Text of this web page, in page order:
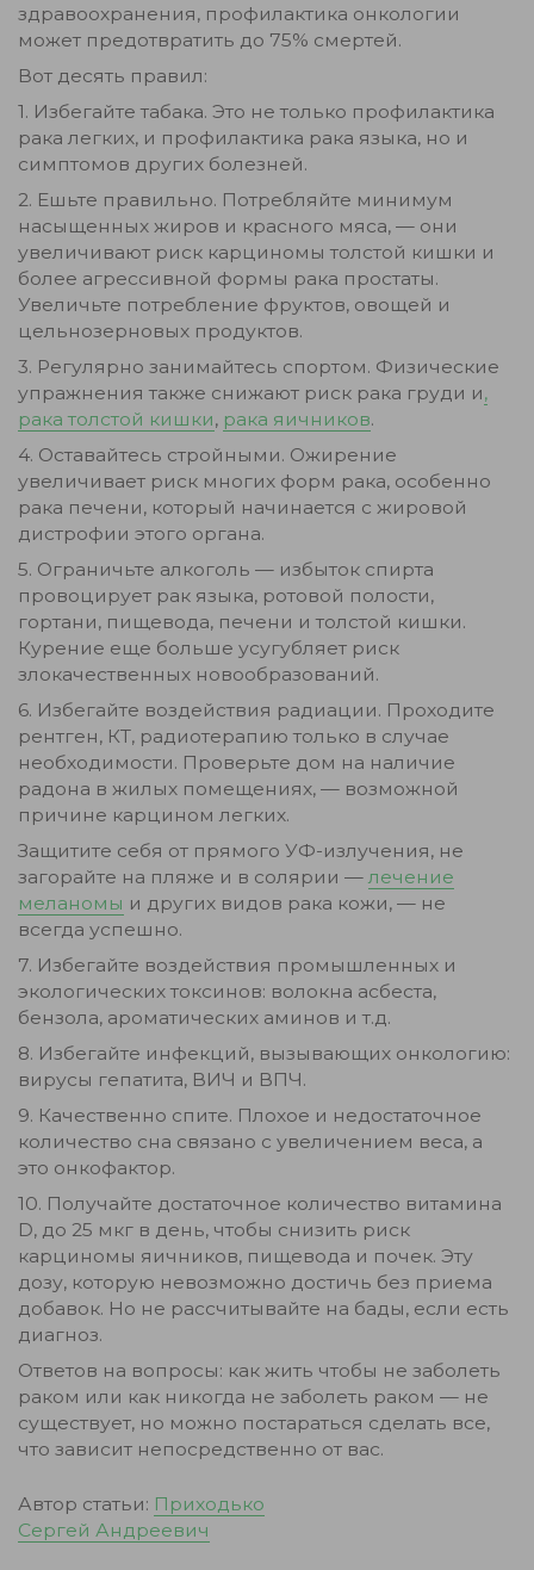
здравоохранения, профилактика онкологии
может предотвратить до 75% смертей.
Вот десять правил:
1. Избегайте табака. Это не только профилактика
рака легких, и профилактика рака языка, но и
симптомов других болезней.
2. Ешьте правильно. Потребляйте минимум
насыщенных жиров и красного мяса, — они
увеличивают риск карциномы толстой кишки и
более агрессивной формы рака простаты.
Увеличьте потребление фруктов, овощей и
цельнозерновых продуктов.
3. Регулярно занимайтесь спортом. Физические
упражнения также снижают риск рака груди и,
рака толстой кишки, рака яичников.
4. Оставайтесь стройными. Ожирение
увеличивает риск многих форм рака, особенно
рака печени, который начинается с жировой
дистрофии этого органа.
5. Ограничьте алкоголь — избыток спирта
провоцирует рак языка, ротовой полости,
гортани, пищевода, печени и толстой кишки.
Курение еще больше усугубляет риск
злокачественных новообразований.
6. Избегайте воздействия радиации. Проходите
рентген, КТ, радиотерапию только в случае
необходимости. Проверьте дом на наличие
радона в жилых помещениях, — возможной
причине карцином легких.
Защитите себя от прямого УФ-излучения, не
загорайте на пляже и в солярии — лечение
меланомы и других видов рака кожи, — не
всегда успешно.
7. Избегайте воздействия промышленных и
экологических токсинов: волокна асбеста,
бензола, ароматических аминов и т.д.
8. Избегайте инфекций, вызывающих онкологию:
вирусы гепатита, ВИЧ и ВПЧ.
9. Качественно спите. Плохое и недостаточное
количество сна связано с увеличением веса, а
это онкофактор.
10. Получайте достаточное количество витамина
D, до 25 мкг в день, чтобы снизить риск
карциномы яичников, пищевода и почек. Эту
дозу, которую невозможно достичь без приема
добавок. Но не рассчитывайте на бады, если есть
диагноз.
Ответов на вопросы: как жить чтобы не заболеть
раком или как никогда не заболеть раком — не
существует, но можно постараться сделать все,
что зависит непосредственно от вас.
Автор статьи: Приходько
Сергей Андреевич